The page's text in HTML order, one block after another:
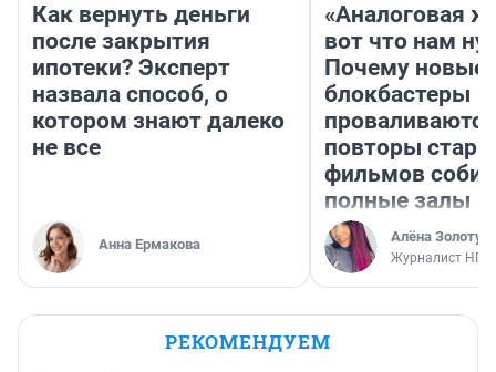
Как вернуть деньги
после закрытия
ипотеки? Эксперт
назвала способ, о
котором знают далеко
не все
Анна Ермакова
«Аналоговая
вот что нам
Почему новые
блокбастеры
повторы
фильмов
полные залы
Алёна
Журналист НГС
РЕКОМЕНДУЕМ